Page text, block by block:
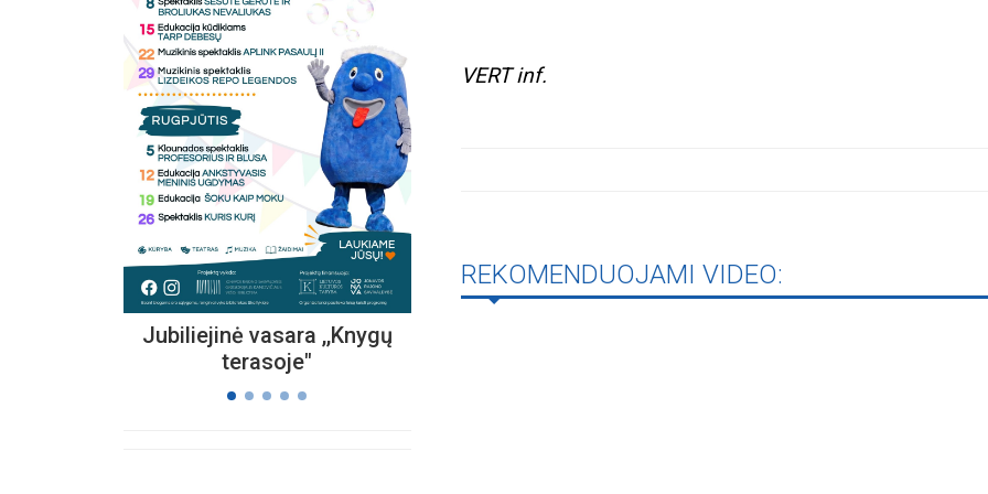
Jubiliejinė vasara ,,Knygų
terasoje"
VERT inf.
REKOMENDUOJAMI VIDEO: